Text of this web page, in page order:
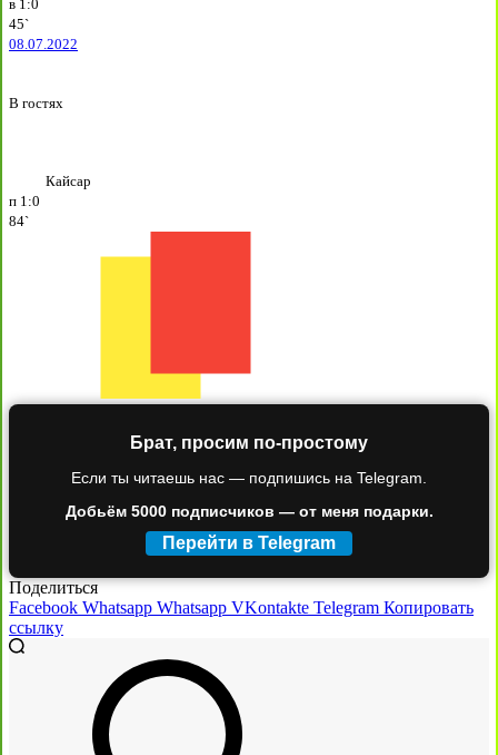
в 1:0
45`
08.07.2022
В гостях
Кайсар
п 1:0
84`
Брат, просим по-простому
Если ты читаешь нас — подпишись на Telegram.
Добьём 5000 подписчиков — от меня подарки.
Перейти в Telegram
Поделиться
Facebook Whatsapp Whatsapp VKontakte Telegram Копировать
ссылку